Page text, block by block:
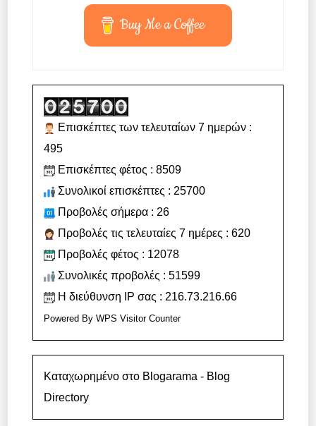
Buy Me a Coffee
Επισκέπτες των τελευταίων 7 ημερών :
495
Επισκέπτες φέτος : 8509
Συνολικοί επισκέπτες : 25700
Προβολές σήμερα : 26
Προβολές τις τελευταίες 7 ημέρες : 620
Προβολές φέτος : 12078
Συνολικές προβολές : 51599
Η διεύθυνση IP σας : 216.73.216.66
Powered ByWPS Visitor Counter
Καταχωρημένο στο Blogarama - Blog
Directory